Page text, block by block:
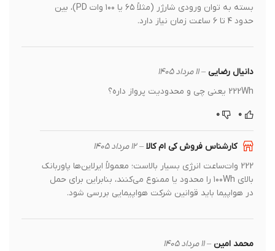
بسته به توان ورودی شارژر (مثلاً ۶۵ یا ۱۰۰ وات PD)، بین
حدود ۴ تا ۶ ساعت زمان نیاز دارد.
دانیال رضایی– ۱۱ مرداد ۱۴۰۵
222Wh یعنی چی و محدودیت پرواز داره؟
کارشناس فروش کی ام کالا– ۱۲ مرداد ۱۴۰۵
222 وات‌ساعت انرژی بسیار بالاست؛ معمولاً ایرلاین‌ها پاوربانک
بالای ۱۰۰Wh را محدود یا ممنوع می‌کنند، بنابراین برای حمل
در هواپیما باید قوانین شرکت هواپیمایی بررسی شود.
محمد امین– ۱۱ مرداد ۱۴۰۵